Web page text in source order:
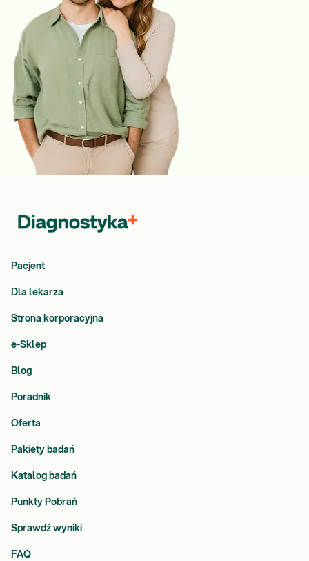
Pacjent
Dla lekarza
Strona korporacyjna
e-Sklep
Blog
Poradnik
Oferta
Pakiety badań
Katalog badań
Punkty Pobrań
Sprawdź wyniki
FAQ